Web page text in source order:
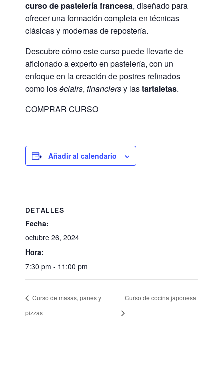
curso de pastelería francesa, diseñado para
ofrecer una formación completa en técnicas
clásicas y modernas de repostería.
Descubre cómo este curso puede llevarte de
aficionado a experto en pastelería, con un
enfoque en la creación de postres refinados
como loséclairs,financiersy lastartaletas.
COMPRAR CURSO
Añadir al calendario
DETALLES
Fecha:
octubre 26, 2024
Hora:
7:30 pm - 11:00 pm
Curso de masas, panes y
pizzas
Curso de cocina japonesa